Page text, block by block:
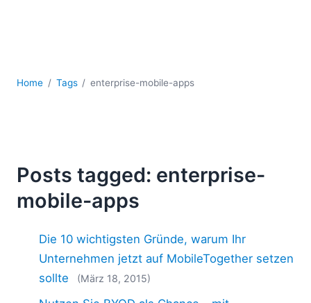
XML
2026
2025
2024
2022
2021
2020
Home Tags enterprise-mobile-apps
Posts tagged: enterprise-
mobile-apps
Die 10 wichtigsten Gründe, warum Ihr
Unternehmen jetzt auf MobileTogether setzen
sollte
(März 18, 2015)